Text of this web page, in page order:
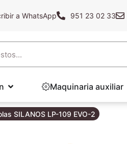
a WhatsApp 951 23 02 33
Maquinaria auxiliar
SILANOS LP-109 EVO-2